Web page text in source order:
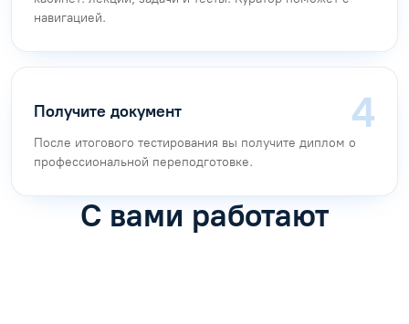
навигацией.
Получите документ
После итогового тестирования вы получите диплом о
профессиональной переподготовке.
С вами работают